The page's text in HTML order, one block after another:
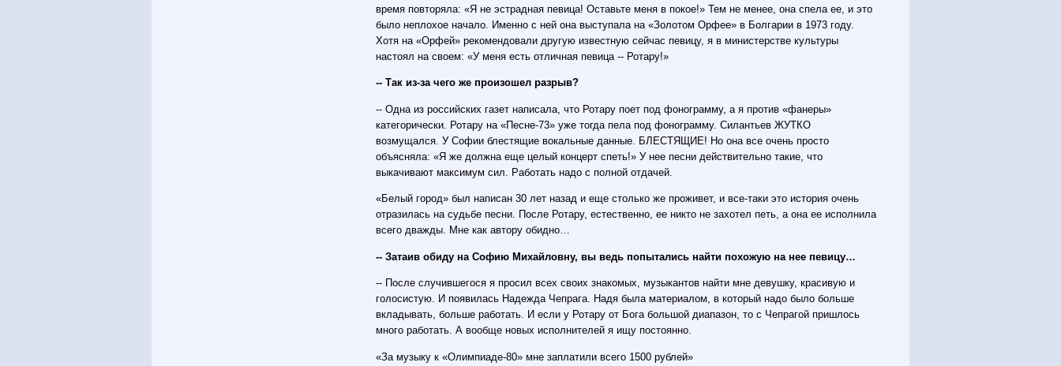
время повторяла: «Я не эстрадная певица! Оставьте меня в покое!» Тем не менее, она спела ее, и это
было неплохое начало. Именно с ней она выступала на «Золотом Орфее» в Болгарии в 1973 году.
Хотя на «Орфей» рекомендовали другую известную сейчас певицу, я в министерстве культуры
настоял на своем: «У меня есть отличная певица -- Ротару!»
-- Так из-за чего же произошел разрыв?
-- Одна из российских газет написала, что Ротару поет под фонограмму, а я против «фанеры»
категорически. Ротару на «Песне-73» уже тогда пела под фонограмму. Силантьев ЖУТКО
возмущался. У Софии блестящие вокальные данные. БЛЕСТЯЩИЕ! Но она все очень просто
объясняла: «Я же должна еще целый концерт спеть!» У нее песни действительно такие, что
выкачивают максимум сил. Работать надо с полной отдачей.
«Белый город» был написан 30 лет назад и еще столько же проживет, и все-таки это история очень
отразилась на судьбе песни. После Ротару, естественно, ее никто не захотел петь, а она ее исполнила
всего дважды. Мне как автору обидно…
-- Затаив обиду на Софию Михайловну, вы ведь попытались найти похожую на нее певицу…
-- После случившегося я просил всех своих знакомых, музыкантов найти мне девушку, красивую и
голосистую. И появилась Надежда Чепрага. Надя была материалом, в который надо было больше
вкладывать, больше работать. И если у Ротару от Бога большой диапазон, то с Чепрагой пришлось
много работать. А вообще новых исполнителей я ищу постоянно.
«За музыку к «Олимпиаде-80» мне заплатили всего 1500 рублей»